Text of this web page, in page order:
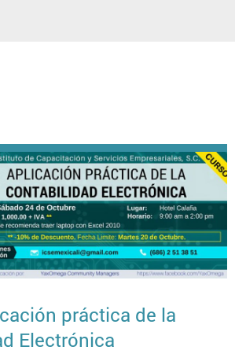
práctica de la
Electrónica